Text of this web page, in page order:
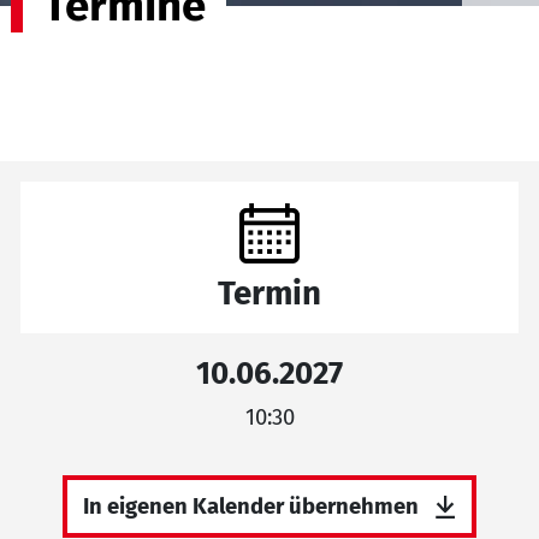
Termin
10.06.2027
10:30
In eigenen Kalender übernehmen